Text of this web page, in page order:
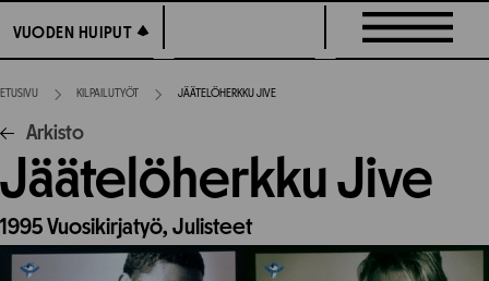
suoraan
sisältöön
VUODEN HUIPUT
VUODEN HUIPUT
ETUSIVU KILPAILUTYÖT JÄÄTELÖHERKKU JIVE
Arkisto
Jäätelöherkku Jive
1995Vuosikirjatyö, Julisteet